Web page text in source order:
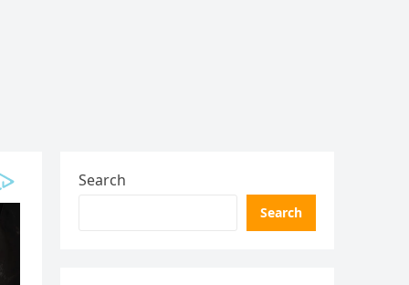
Search
Search